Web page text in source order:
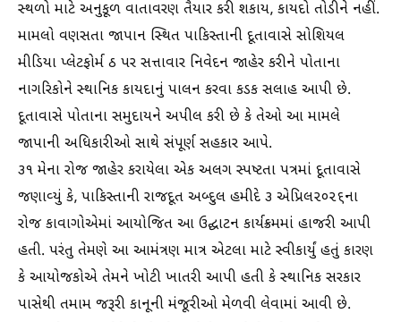
સ્થળો માટે અનુકૂળ વાતાવરણ તૈયાર કરી શકાય, કાયદો તોડીને નહીં.
મામલો વણસતા જાપાન સ્થિત પાકિસ્તાની દૂતાવાસે સોશિયલ
મીડિયા પ્લેટફોર્મ ઠ પર સત્તાવાર નિવેદન જાહેર કરીને પોતાના
નાગરિકોને સ્થાનિક કાયદાનું પાલન કરવા કડક સલાહ આપી છે.
દૂતાવાસે પોતાના સમુદાયને અપીલ કરી છે કે તેઓ આ મામલે
જાપાની અધિકારીઓ સાથે સંપૂર્ણ સહકાર આપે.
૩૧ મેના રોજ જાહેર કરાયેલા એક અલગ સ્પષ્ટતા પત્રમાં દૂતાવાસે
જણાવ્યું કે, પાકિસ્તાની રાજદૂત અબ્દુલ હમીદે ૩ એપ્રિલ૨૦૨૬ના
રોજ કાવાગોએમાં આયોજિત આ ઉદ્ઘાટન કાર્યક્રમમાં હાજરી આપી
હતી. પરંતુ તેમણે આ આમંત્રણ માત્ર એટલા માટે સ્વીકાર્યું હતું કારણ
કે આયોજકોએ તેમને ખોટી ખાતરી આપી હતી કે સ્થાનિક સરકાર
પાસેથી તમામ જરૂરી કાનૂની મંજૂરીઓ મેળવી લેવામાં આવી છે.